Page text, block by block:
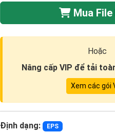
Mua File
Hoặc
Nâng cấp VIP để tải
Xem các gói
Định dạng: EPS